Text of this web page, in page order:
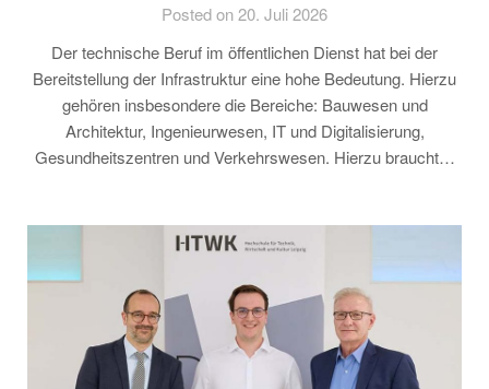
Posted on 20. Juli 2026
Der technische Beruf im öffentlichen Dienst hat bei der
Bereitstellung der Infrastruktur eine hohe Bedeutung. Hierzu
gehören insbesondere die Bereiche: Bauwesen und
Architektur, Ingenieurwesen, IT und Digitalisierung,
Gesundheitszentren und Verkehrswesen. Hierzu braucht…